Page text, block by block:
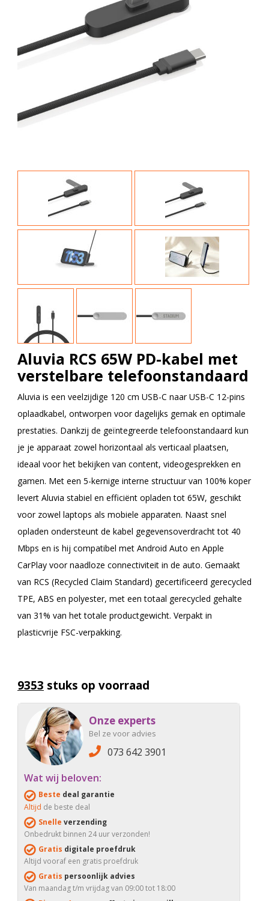
Aluvia RCS 65W PD-kabel met
verstelbare telefoonstandaard
Aluvia is een veelzijdige 120 cm USB-C naar USB-C 12-pins
oplaadkabel, ontworpen voor dagelijks gemak en optimale
prestaties. Dankzij de geïntegreerde telefoonstandaard kun
je je apparaat zowel horizontaal als verticaal plaatsen,
ideaal voor het bekijken van content, videogesprekken en
gamen. Met een 5-kernige interne structuur van 100% koper
levert Aluvia stabiel en efficiënt opladen tot 65W, geschikt
voor zowel laptops als mobiele apparaten. Naast snel
opladen ondersteunt de kabel gegevensoverdracht tot 40
Mbps en is hij compatibel met Android Auto en Apple
CarPlay voor naadloze connectiviteit in de auto. Gemaakt
van RCS (Recycled Claim Standard) gecertificeerd gerecycled
TPE, ABS en polyester, met een totaal gerecycled gehalte
van 31% van het totale productgewicht. Verpakt in
plasticvrije FSC-verpakking.
9353 stuks op voorraad
Onze experts
Bel ze voor advies
073 642 3901
Wat wij beloven:
Beste deal garantie
Altijd de beste deal
Snelle verzending
Onbedrukt binnen 24 uur verzonden!
Gratis digitale proefdruk
Altijd vooraf een gratis proefdruk
Gratis persoonlijk advies
Van maandag t/m vrijdag van 09:00 tot 18:00